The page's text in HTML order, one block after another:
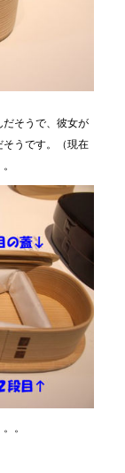
そうで、彼女が
そうです。（現在
。